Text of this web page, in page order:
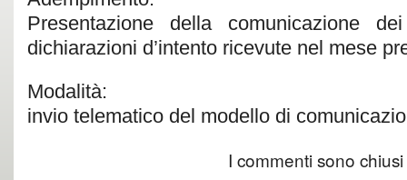
Presentazione della comunicazione
dichiarazioni d’intento ricevute nel mese
Modalità:
invio telematico del modello di
I commenti sono chiusi